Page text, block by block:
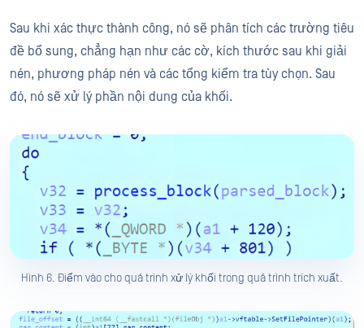
Sau khi xác thực thành công, nó sẽ phân tích các trường tiêu
đề bổ sung, chẳng hạn như các cờ, kích thước sau khi giải
nén, phương pháp nén và các tổng kiểm tra tùy chọn. Sau
đó, nó sẽ xử lý phần nội dung của khối.
Hình 6. Điểm vào cho quá trình xử lý khối trong quá trình trích xuất.